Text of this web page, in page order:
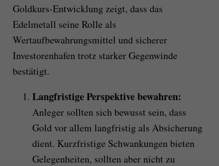
Goldkurs-Entwicklung zeigt, dass das
Edelmetall seine Rolle als
Wertaufbewahrungsmittel und sicherer
Investorenhafen trotz starker Gegenwinde
bestätigt.
Langfristige Perspektive bewahren:
Anleger sollten sich bewusst sein, dass
Gold vor allem langfristig als Absicherung
dient. Kurzfristige Schwankungen bieten
Gelegenheiten, sollten aber nicht zu